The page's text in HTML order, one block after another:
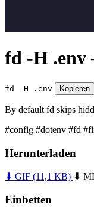
fd -H .env
fd -H .env Kopieren
By default fd skips
#config #dotenv #fd
Herunterladen
⬇ GIF (11,1 KB) ⬇
Einbetten